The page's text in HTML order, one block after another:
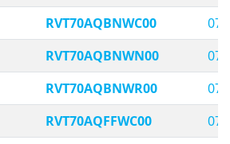
RVT70AQBNWC00
RVT70AQBNWN00
RVT70AQBNWR00
RVT70AQFFWC00